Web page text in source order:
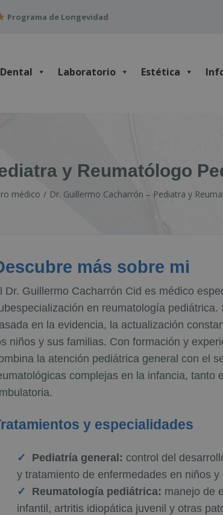
Programa de Longevidad
Dental Laboratorio Estética
y Reumatólogo
médico Dr. Guillermo Cacharrón – Pediatra y
más sobre mi
Dr. Guillermo Cacharrón Cid es médico
en reumatología
en la evidencia, la actualización
niños y sus familias. Con formación y
la atención pediátrica general con el
complejas en la infancia, tanto
y especialidades
Pediatría general: control del
y tratamiento de enfermedades en niños y
Reumatología pediátrica: manejo de
infantil, artritis idiopática juvenil y otras